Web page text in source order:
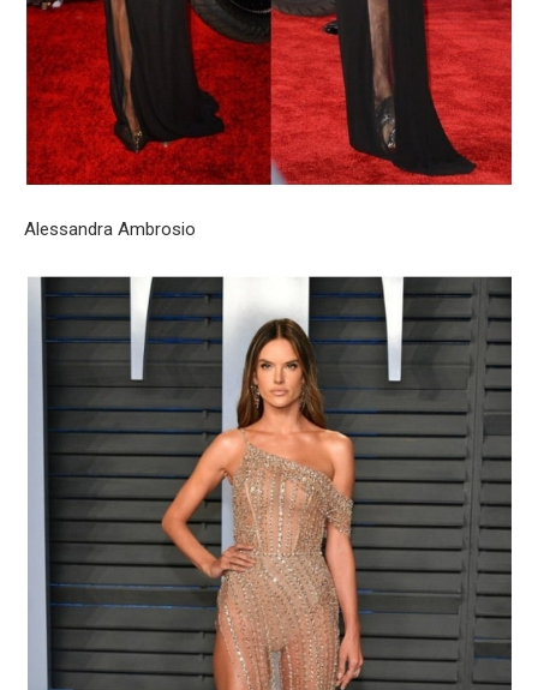
Alessandra Ambrosio